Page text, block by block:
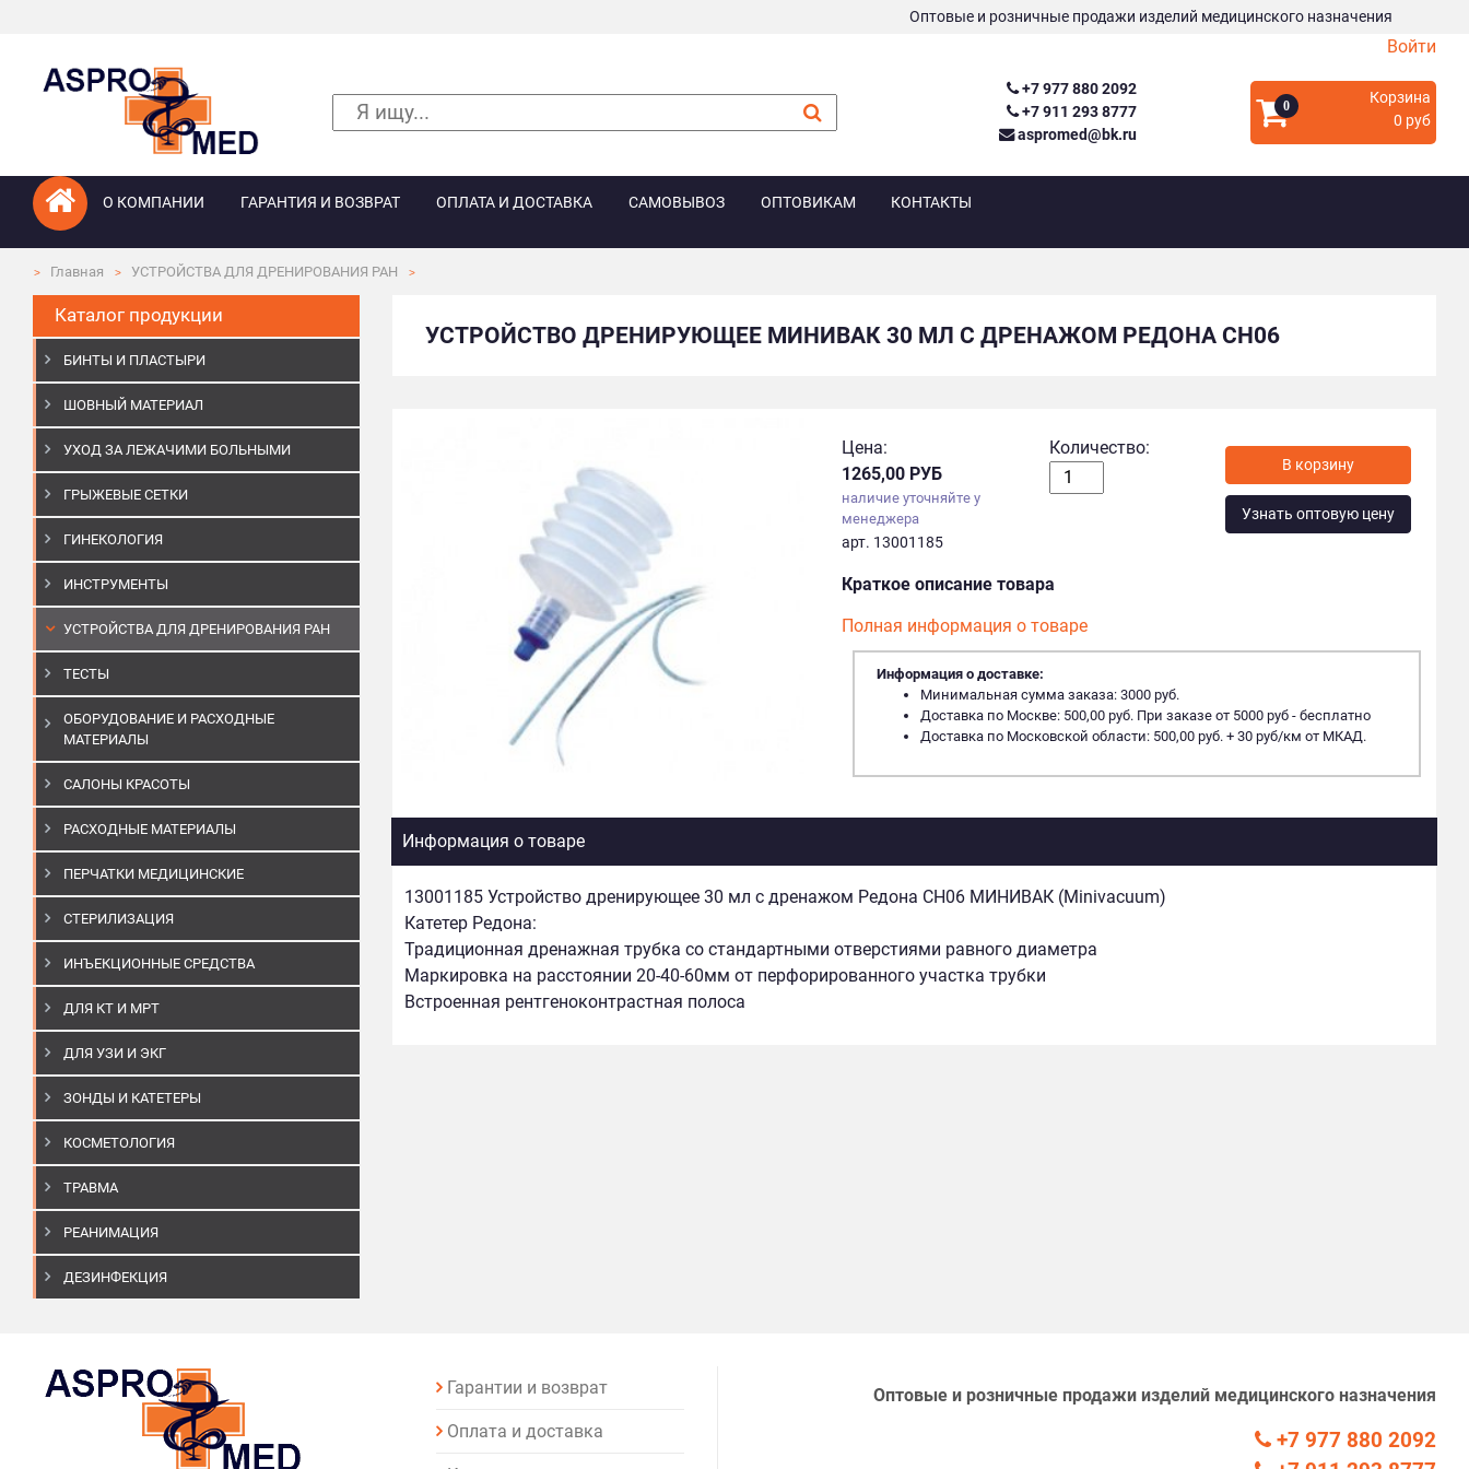
Оптовые и розничные продажи изделий медицинского назначения
Войти
+7 977 880 2092
+7 911 293 8777
aspromed@bk.ru
0
Корзина
0 руб
О КОМПАНИИ ГАРАНТИЯ И ВОЗВРАТ ОПЛАТА И ДОСТАВКА САМОВЫВОЗ ОПТОВИКАМ КОНТАКТЫ
Главная УСТРОЙСТВА ДЛЯ ДРЕНИРОВАНИЯ РАН
Каталог продукции
БИНТЫ И ПЛАСТЫРИ
ШОВНЫЙ МАТЕРИАЛ
УХОД ЗА ЛЕЖАЧИМИ БОЛЬНЫМИ
ГРЫЖЕВЫЕ СЕТКИ
ГИНЕКОЛОГИЯ
ИНСТРУМЕНТЫ
УСТРОЙСТВА ДЛЯ ДРЕНИРОВАНИЯ РАН
ТЕСТЫ
ОБОРУДОВАНИЕ И РАСХОДНЫЕ
МАТЕРИАЛЫ
САЛОНЫ КРАСОТЫ
РАСХОДНЫЕ МАТЕРИАЛЫ
ПЕРЧАТКИ МЕДИЦИНСКИЕ
СТЕРИЛИЗАЦИЯ
ИНЪЕКЦИОННЫЕ СРЕДСТВА
ДЛЯ КТ И МРТ
ДЛЯ УЗИ И ЭКГ
ЗОНДЫ И КАТЕТЕРЫ
КОСМЕТОЛОГИЯ
ТРАВМА
РЕАНИМАЦИЯ
ДЕЗИНФЕКЦИЯ
УСТРОЙСТВО ДРЕНИРУЮЩЕЕ МИНИВАК 30 МЛ C ДРЕНАЖОМ РЕДОНА СН06
Цена:
1265,00 РУБ
наличие уточняйте у
менеджера
арт. 13001185
Количество:
Узнать оптовую цену
Краткое описание товара
Полная информация о товаре
Информация о доставке:
Минимальная сумма заказа: 3000 руб.
Доставка по Москве: 500,00 руб. При заказе от 5000 руб - бесплатно
Доставка по Московской области: 500,00 руб. + 30 руб/км от МКАД.
Информация о товаре
13001185 Устройство дренирующее 30 мл c дренажом Редона СН06 МИНИВАК (Minivacuum)
Катетер Редона:
Традиционная дренажная трубка со стандартными отверстиями равного диаметра
Маркировка на расстоянии 20-40-60мм от перфорированного участка трубки
Встроенная рентгеноконтрастная полоса
Гарантии и возврат
Оплата и доставка
Оптовые и розничные продажи изделий медицинского назначения
+7 977 880 2092